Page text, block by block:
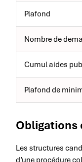
Plafond
Nombre de
Cumul aides
Plafond de
Obligations
Les structures